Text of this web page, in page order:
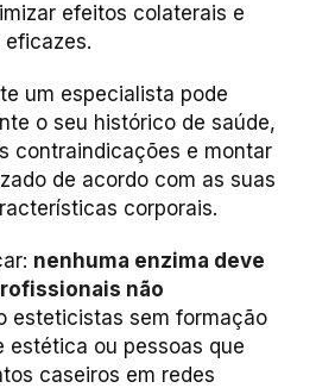
efeitos colaterais e
um especialista pode
o seu histórico de saúde,
contraindicações e montar
de acordo com as suas
corporais.
nenhuma enzima deve
não
esteticistas sem formação
estética ou pessoas que
caseiros em redes